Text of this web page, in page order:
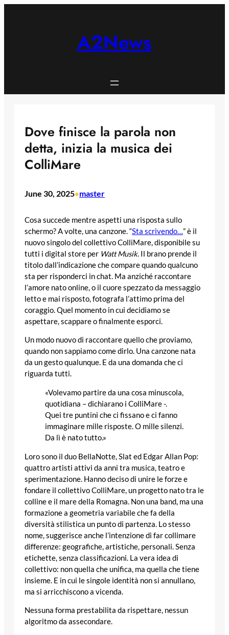
A2News
Dove finisce la parola non
detta, inizia la musica dei
ColliMare
June 30, 2025•master
Cosa succede mentre aspetti una risposta sullo
schermo? A volte, una canzone. “Sta scrivendo…” è il
nuovo singolo del collettivo ColliMare, disponibile su
tutti i digital store per Watt Musik. Il brano prende il
titolo dall’indicazione che compare quando qualcuno
sta per risponderci in chat. Ma anziché raccontare
l’amore nato online, o il cuore spezzato da messaggio
letto e mai risposto, fotografa l’attimo prima del
coraggio. Quel momento in cui decidiamo se
aspettare, scappare o finalmente esporci.
Un modo nuovo di raccontare quello che proviamo,
quando non sappiamo come dirlo. Una canzone nata
da un gesto qualunque. E da una domanda che ci
riguarda tutti.
«Volevamo partire da una cosa minuscola,
quotidiana – dichiarano i ColliMare -.
Quei tre puntini che ci fissano e ci fanno
immaginare mille risposte. O mille silenzi.
Da lì è nato tutto.»
Loro sono il duo BellaNotte, Slat ed Edgar Allan Pop:
quattro artisti attivi da anni tra musica, teatro e
sperimentazione. Hanno deciso di unire le forze e
fondare il collettivo ColliMare, un progetto nato tra le
colline e il mare della Romagna. Non una band, ma una
formazione a geometria variabile che fa della
diversità stilistica un punto di partenza. Lo stesso
nome, suggerisce anche l’intenzione di far collimare
differenze: geografiche, artistiche, personali. Senza
etichette, senza classificazioni. La vera idea di
collettivo: non quella che unifica, ma quella che tiene
insieme. E in cui le singole identità non si annullano,
ma si arricchiscono a vicenda.
Nessuna forma prestabilita da rispettare, nessun
algoritmo da assecondare.